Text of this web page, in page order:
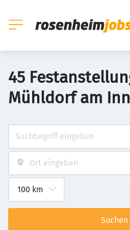
45
Mühldorf am Inn
Suchen